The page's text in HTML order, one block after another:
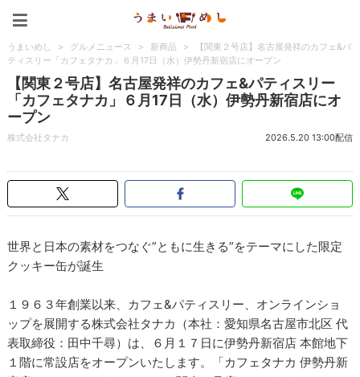
うまいめし > グルメニュース > 新商品 >
【関東２号店】名古屋発祥のカフェ&パ
ティスリー「カフェタナカ」６月17日（水）伊勢丹新宿店にオープン
【関東２号店】名古屋発祥のカフェ&パティスリー
「カフェタナカ」６月17日（水）伊勢丹新宿店にオ
ープン
株式会社タナカ 2026.5.20 13:00配信
世界と日本の素材をつなぐ”ともに生きる”をテーマにした限定
クッキー缶が誕生
１９６３年創業以来、カフェ&パティスリー、オンラインショ
ップを展開する株式会社タナカ（本社：愛知県名古屋市北区 代
表取締役：田中千尋）は、６月１７日に伊勢丹新宿店 本館地下
１階に常設店をオープンいたします。「カフェタナカ 伊勢丹新